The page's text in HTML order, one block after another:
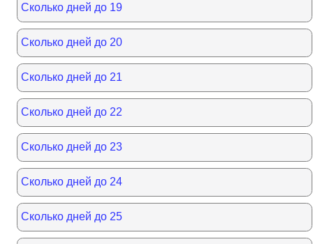
Сколько дней до 19
Сколько дней до 20
Сколько дней до 21
Сколько дней до 22
Сколько дней до 23
Сколько дней до 24
Сколько дней до 25